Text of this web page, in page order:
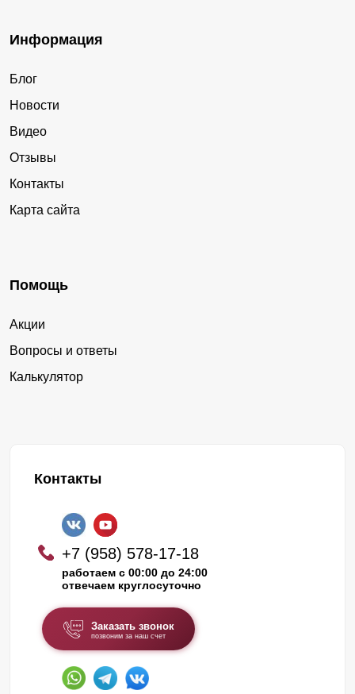
Информация
Блог
Новости
Видео
Отзывы
Контакты
Карта сайта
Помощь
Акции
Вопросы и ответы
Калькулятор
Контакты
+7 (958) 578-17-18
работаем с 00:00 до 24:00
отвечаем круглосуточно
Заказать звонок
позвоним за наш счет